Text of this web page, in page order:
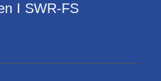
I SWR-FS